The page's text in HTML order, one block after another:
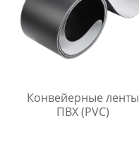
Конвейерные ленты
ПВХ (PVC)